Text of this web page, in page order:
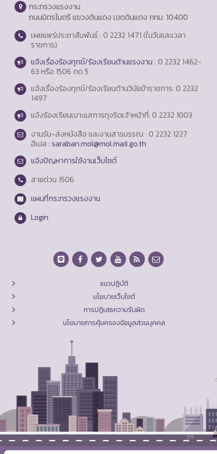
กระทรวงแรงงาน
ถนนมิตรไมตรี แขวงดินแดง เขตดินแดง กทม. 10400
เผยแพร่ประชาสัมพันธ์ : 0 2232 1471 (ในวันและเวลา
ราชการ)
แจ้งเรื่องร้องทุกข์/ร้องเรียนด้านแรงงาน : 0 2232 1462-
63 หรือ 1506 กด 5
แจ้งเรื่องร้องทุกข์/ร้องเรียนด้านวินัยข้าราชการ: 0 2232
1497
แจ้งร้องเรียนเบาะแสการทุจริตเจ้าหน้าที่: 0 2232 1003
งานรับ-ส่งหนังสือ และงานสารบรรณ : 0 2232 1227
อีเมล : saraban.mol@mol.mail.go.th
แจ้งปัญหาการใช้งานเว็บไซต์
สายด่วน 1506
แผนที่กระทรวงแรงงาน
Login
แนวปฏิบัติ
นโยบายเว็บไซต์
การปฏิเสธความรับผิด
นโยบายการคุ้มครองข้อมูลส่วนบุคคล